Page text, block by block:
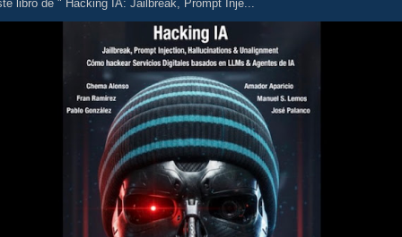
libro de " Hacking IA: Jailbreak, Prompt Inje...